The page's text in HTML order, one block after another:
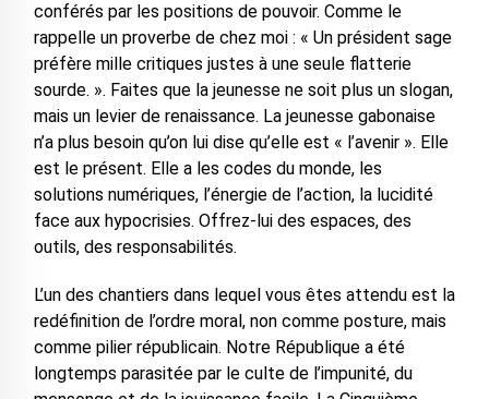
conférés par les positions de pouvoir. Comme le
rappelle un proverbe de chez moi : « Un président sage
préfère mille critiques justes à une seule flatterie
sourde. ». Faites que la jeunesse ne soit plus un slogan,
mais un levier de renaissance. La jeunesse gabonaise
n’a plus besoin qu’on lui dise qu’elle est « l’avenir ». Elle
est le présent. Elle a les codes du monde, les
solutions numériques, l’énergie de l’action, la lucidité
face aux hypocrisies. Offrez-lui des espaces, des
outils, des responsabilités.
L’un des chantiers dans lequel vous êtes attendu est la
redéfinition de l’ordre moral, non comme posture, mais
comme pilier républicain. Notre République a été
longtemps parasitée par le culte de l’impunité, du